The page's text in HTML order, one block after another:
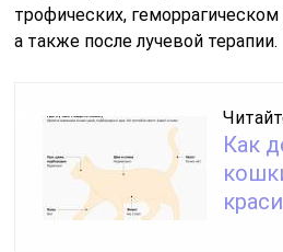
трофических,
а также после лучевой терапии.
Как